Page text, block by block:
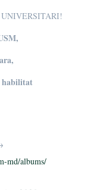
habilitat
md/albums/